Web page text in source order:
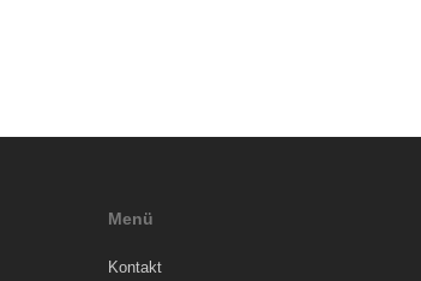
Menü
Kontakt